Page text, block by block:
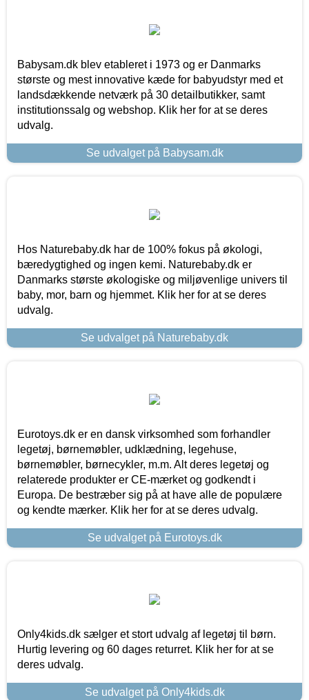
Babysam.dk blev etableret i 1973 og er Danmarks
største og mest innovative kæde for babyudstyr med et
landsdækkende netværk på 30 detailbutikker, samt
institutionssalg og webshop. Klik her for at se deres
udvalg.
Se udvalget på Babysam.dk
Hos Naturebaby.dk har de 100% fokus på økologi,
bæredygtighed og ingen kemi. Naturebaby.dk er
Danmarks største økologiske og miljøvenlige univers til
baby, mor, barn og hjemmet. Klik her for at se deres
udvalg.
Se udvalget på Naturebaby.dk
Eurotoys.dk er en dansk virksomhed som forhandler
legetøj, børnemøbler, udklædning, legehuse,
børnemøbler, børnecykler, m.m. Alt deres legetøj og
relaterede produkter er CE-mærket og godkendt i
Europa. De bestræber sig på at have alle de populære
og kendte mærker. Klik her for at se deres udvalg.
Se udvalget på Eurotoys.dk
Only4kids.dk sælger et stort udvalg af legetøj til børn.
Hurtig levering og 60 dages returret. Klik her for at se
deres udvalg.
Se udvalget på Only4kids.dk